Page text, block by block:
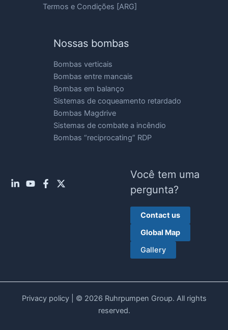
Termos e Condições [ARG]
Nossas bombas
Bombas verticais
Bombas entre mancais
Bombas em balanço
Sistemas de coqueamento retardado
Bombas Magdrive
Sistemas de combate a incêndio
Bombas “reciprocating” RDP
Você tem uma
pergunta?
Contact us
Global Map
Gallery
Privacy policy| © 2026 Ruhrpumpen Group. All rights
reserved.